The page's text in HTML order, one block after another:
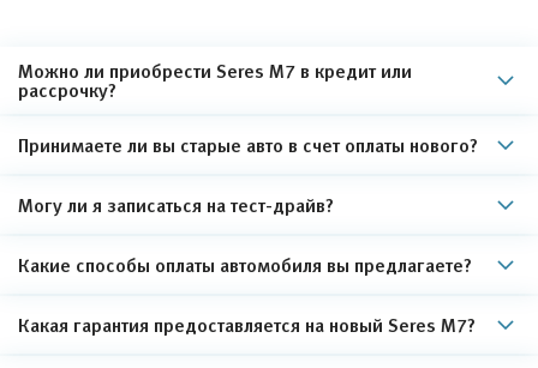
Можно ли приобрести Seres M7 в кредит или
рассрочку?
Принимаете ли вы старые авто в счет оплаты нового?
Могу ли я записаться на тест-драйв?
Какие способы оплаты автомобиля вы предлагаете?
Какая гарантия предоставляется на новый Seres M7?